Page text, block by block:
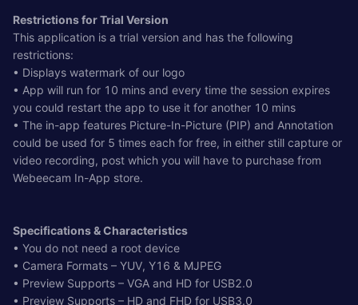
Restrictions for Trial Version
This application is a trial version and has the following
restrictions:
• Displays watermark of our logo
• App will run for 10 mins and every time the session expires
you could restart the app to use it for another 10 mins
• The in-app features Picture-In-Picture (PIP) and Annotation
could be used for 5 times each for free, in either still capture or
video recording, post which you will have to purchase from
Webeecam In-App store.
Specifications & Characteristics
• You do not need a root device
• Camera Formats – YUV, Y16 & MJPEG
• Preview Supports – VGA and HD for USB2.0
• Preview Supports – HD and FHD for USB3.0